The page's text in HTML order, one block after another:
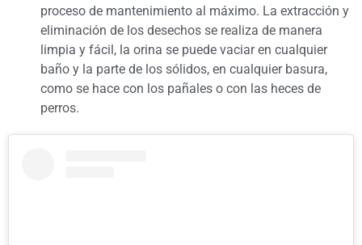
proceso de mantenimiento al máximo. La extracción y
eliminación de los desechos se realiza de manera
limpia y fácil, la orina se puede vaciar en cualquier
baño y la parte de los sólidos, en cualquier basura,
como se hace con los pañales o con las heces de
perros.